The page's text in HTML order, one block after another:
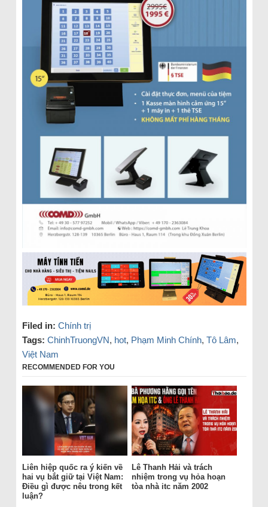
Filed in: Chính trị
Tags: ChinhTruongVN, hot, Phạm Minh Chính, Tô Lâm,
Việt Nam
RECOMMENDED FOR YOU
Liên hiệp quốc ra ý kiến về
hai vụ bắt giữ tại Việt Nam:
Điều gì được nêu trong kết
luận?
Lê Thanh Hải và trách
nhiệm trong vụ hỏa hoạn
tòa nhà itc năm 2002